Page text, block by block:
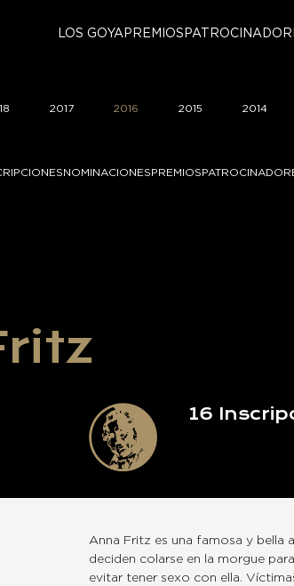
LOS GOYA PREMIOS
2017 2016 2015 2014
NOMINACIONESPREMIOS
16
Anna Fritz es una famosa y bella
deciden colarse en la morgue
evitar tener sexo con ella.